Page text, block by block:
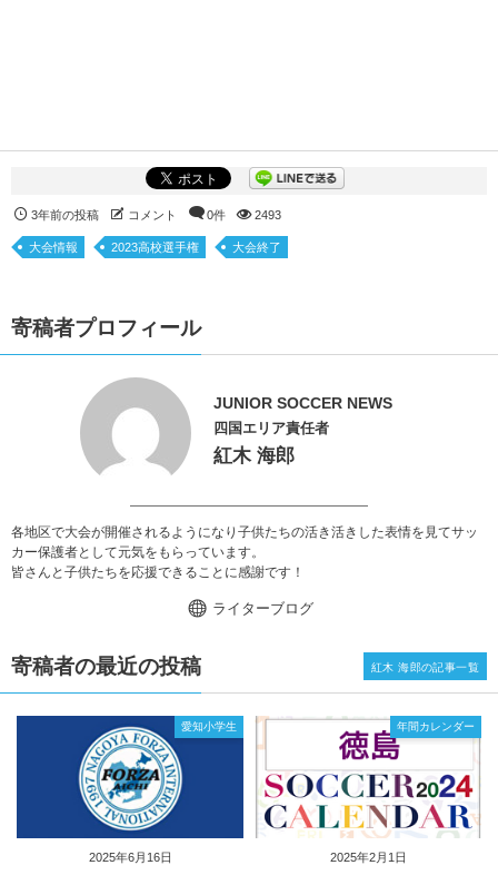
3年前の投稿 コメント 0件 2493
大会情報 2023高校選手権 大会終了
寄稿者プロフィール
JUNIOR SOCCER NEWS
四国エリア責任者
紅木 海郎
各地区で大会が開催されるようになり子供たちの活き活きした表情を見てサッ
カー保護者として元気をもらっています。
皆さんと子供たちを応援できることに感謝です！
ライターブログ
寄稿者の最近の投稿
2025年6月16日
愛知小学生
2025年2月1日
年間カレンダー
紅木 海郎の記事一覧